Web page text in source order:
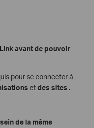
avant de pouvoir
pour se connecter à
etdes sites .
de la même